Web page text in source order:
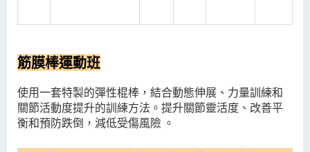
筋膜棒運動班
使用一套特製的彈性棍棒， 結合動態伸展、力量訓練和
關節活動度提升的訓練方法。提升關節靈活度、改善平
衡和預防跌倒，減低受傷風險 。